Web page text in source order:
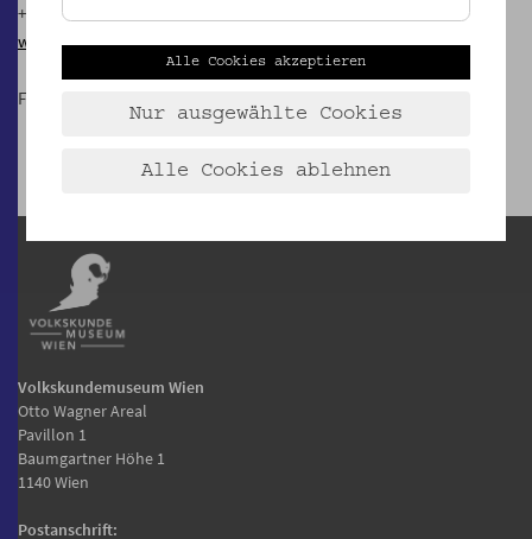
+43 650 574 3966
www.wiener-familienbund.at
Finanziert aus Mitteln des Bezirkes Josefstadt
Volkskundemuseum Wien
Otto Wagner Areal
Pavillon 1
Baumgartner Höhe 1
1140 Wien
Postanschrift:
Alle Cookies akzeptieren
Nur ausgewählte Cookies
Alle Cookies ablehnen